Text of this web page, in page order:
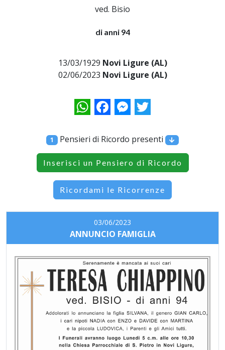
ved. Bisio
di anni 94
13/03/1929 Novi Ligure (AL)
02/06/2023 Novi Ligure (AL)
WhatsAppFacebookMessenger
Twitter
1 Pensieri di Ricordo presenti
Inserisci un Pensiero di Ricordo
Ricordami le Ricorrenze
03/06/2023
ANNUNCIO FAMIGLIA